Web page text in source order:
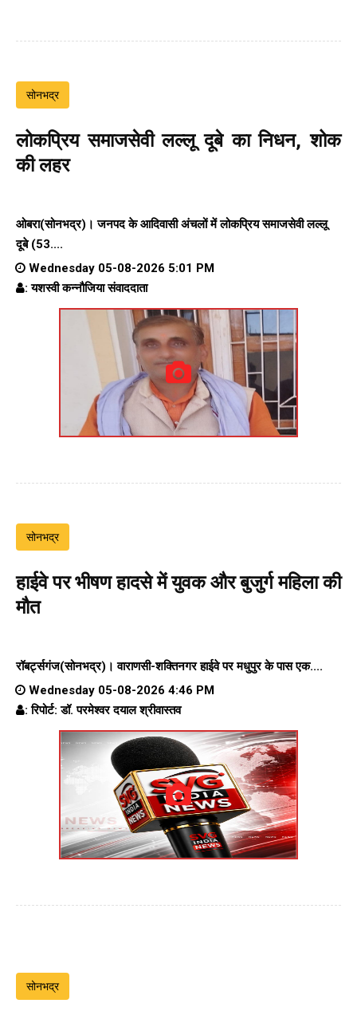
सोनभद्र
लोकप्रिय समाजसेवी लल्लू दूबे का निधन, शोक
की लहर
ओबरा(सोनभद्र)। जनपद के आदिवासी अंचलों में लोकप्रिय समाजसेवी लल्लू
दूबे (53....
Wednesday 05-08-2026 5:01 PM
: यशस्वी कन्नौजिया संवाददाता
सोनभद्र
हाईवे पर भीषण हादसे में युवक और बुजुर्ग महिला की
मौत
रॉबर्ट्सगंज(सोनभद्र)। वाराणसी-शक्तिनगर हाईवे परमधुपुर के पास एक....
Wednesday 05-08-2026 4:46 PM
: रिपोर्ट: डॉ. परमेश्वर दयाल श्रीवास्तव
सोनभद्र